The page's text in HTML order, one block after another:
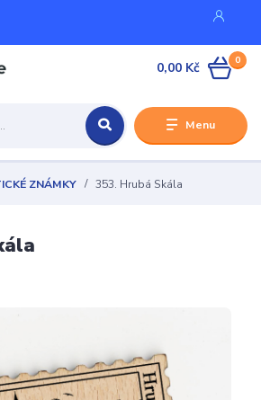
Menu
0
0,00 Kč
ZNÁMKY 353. Hrubá Skála